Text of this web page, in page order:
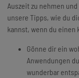
Auszeit zu nehmen
unsere Tipps, wie du
kannst, wenn du einen
Gönne dir ein
Anwendungen
wunderbar